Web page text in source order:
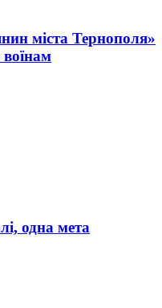
міста Тернополя»
одна мета